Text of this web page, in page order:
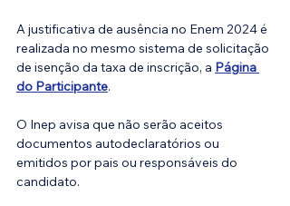
A justificativa de ausência no Enem 2024 é
realizada no mesmo sistema de solicitação
de isenção da taxa de inscrição, a Página
do Participante.
O Inep avisa que não serão aceitos
documentos autodeclaratórios ou
emitidos por pais ou responsáveis do
candidato.